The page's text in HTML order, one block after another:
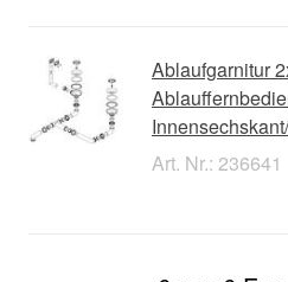
Ablaufgarnitur
Art. Nr.: 236641